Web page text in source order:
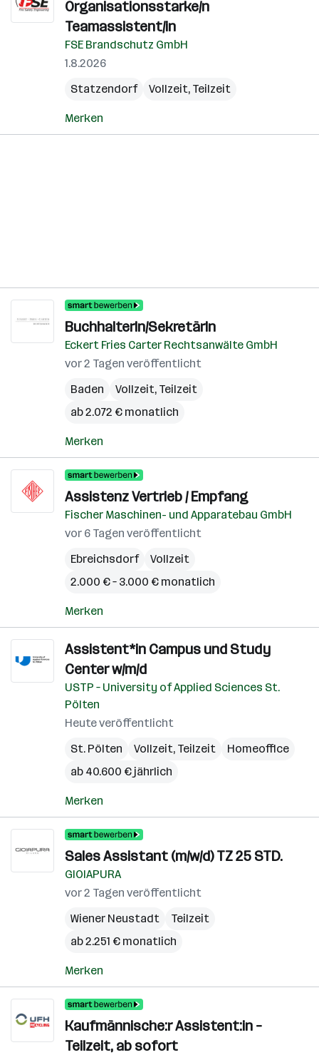
Organisationsstarke/n
Teamassistent/in
FSE Brandschutz GmbH
1.8.2026
Statzendorf
Vollzeit, Teilzeit
Merken
BuchhalterIn/SekretärIn
Eckert Fries Carter Rechtsanwälte GmbH
vor 2 Tagen veröffentlicht
Baden
Vollzeit, Teilzeit
ab 2.072 € monatlich
Merken
Assistenz Vertrieb / Empfang
Fischer Maschinen- und Apparatebau GmbH
vor 6 Tagen veröffentlicht
Ebreichsdorf
Vollzeit
2.000 € – 3.000 € monatlich
Merken
Assistent*in Campus und Study
Center w/m/d
USTP – University of Applied Sciences St.
Pölten
Heute veröffentlicht
St. Pölten
Vollzeit, Teilzeit
Homeoffice
ab 40.600 € jährlich
Merken
Sales Assistant (m/w/d) TZ 25 STD.
GIOIAPURA
vor 2 Tagen veröffentlicht
Wiener Neustadt
Teilzeit
ab 2.251 € monatlich
Merken
Kaufmännische:r Assistent:in –
Teilzeit, ab sofort